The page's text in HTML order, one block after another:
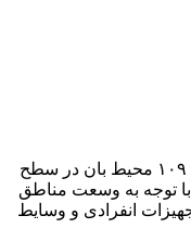
حسین زرین کیا امروز با اشاره به فعالیت ۱۰۹ محیط بان در سطح
توجه به وسعت مناطق
انفرادی و وسایط